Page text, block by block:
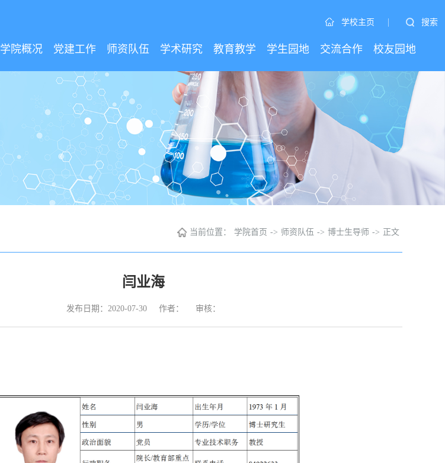
学校主页 | 搜索
学院概况 党建工作 师资队伍 学术研究 教育教学 学生园地 交流合作 校友园地
当前位置： 学院首页 -> 师资队伍 -> 博士生导师 -> 正文
闫业海
发布日期：2020-07-30 作者： 审核：